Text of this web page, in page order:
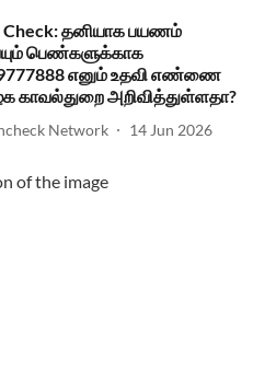
Check: தனியாக பயணம்
பெண்களுக்காக
எனும் உதவி எண்ணை
காவல்துறை அறிவித்துள்ளதா?
Network 14 Jun 2026